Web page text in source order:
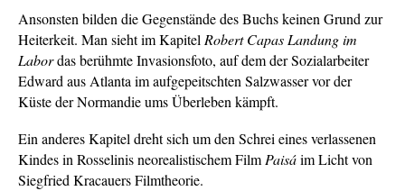
Ansonsten bilden die Gegenstände des Buchs keinen Grund zur
Heiterkeit. Man sieht im Kapitel Robert Capas Landung im
Labordas berühmte Invasionsfoto, auf dem der Sozialarbeiter
Edward aus Atlanta im aufgepeitschten Salzwasser vor der
Küste der Normandie ums Überleben kämpft.
Ein anderes Kapitel dreht sich um den Schrei eines verlassenen
Kindes in Rosselinis neorealistischem Film Paisáim Licht von
Siegfried Kracauers Filmtheorie.